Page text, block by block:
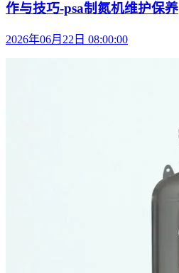
作与技巧-psa制氮机维护保养
2026年06月22日 08:00:00